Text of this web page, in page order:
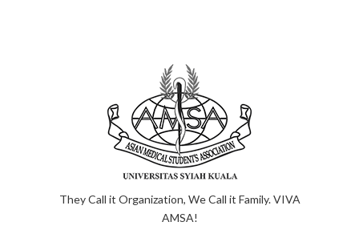
They Call it Organization, We Call it Family. VIVA
AMSA!